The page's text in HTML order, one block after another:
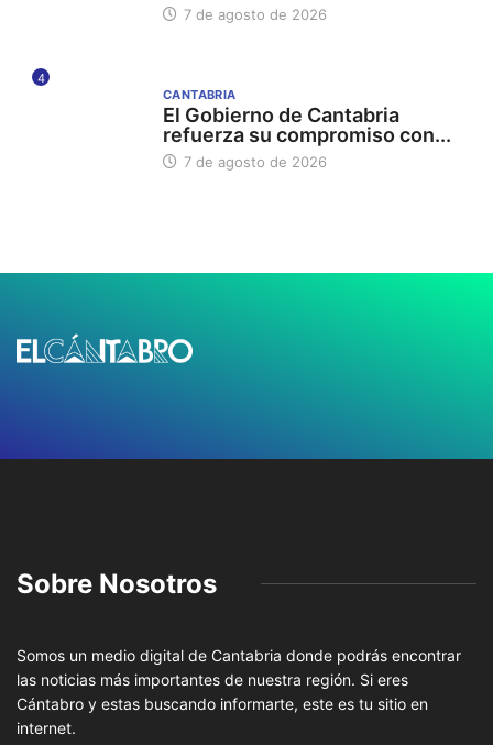
7 de agosto de 2026
4
CANTABRIA
El Gobierno de Cantabria
refuerza su compromiso con...
7 de agosto de 2026
Sobre Nosotros
Somos un medio digital de Cantabria donde podrás encontrar
las noticias más importantes de nuestra región. Si eres
Cántabro y estas buscando informarte, este es tu sitio en
internet.